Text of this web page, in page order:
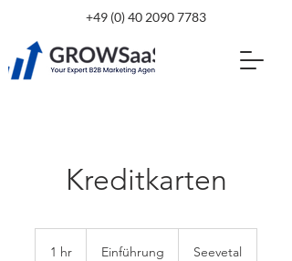
+49 (0) 40 2090 7783
Kreditkarten
1 hr Einführung Seevetal